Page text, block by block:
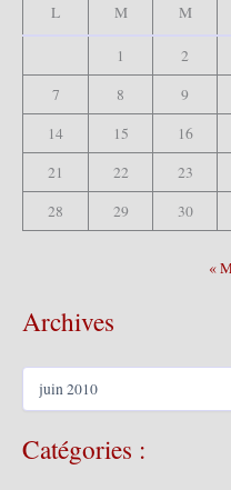
L M M
1 2
7
8 9
14
15 16
21
22 23
28
29 30
«
Archives
A
h
Catégories :